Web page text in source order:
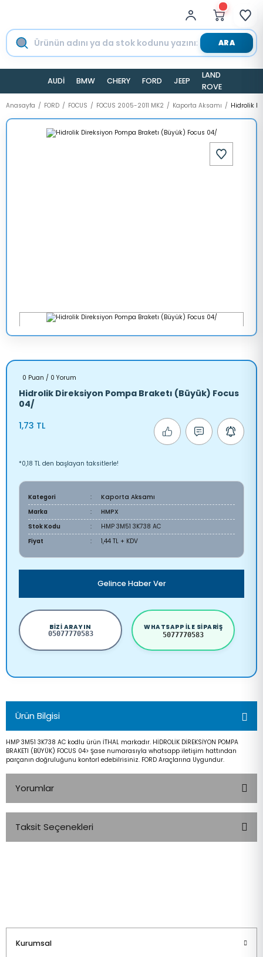
ARA
AUDİ BMW CHERY FORD JEEP
LAND
ROVER
Anasayfa FORD FOCUS FOCUS 2005-2011 MK2 Kaporta Aksamı Hidrolik
0 Puan / 0 Yorum
Hidrolik Direksiyon Pompa Braketı (Büyük) Focus
04/
1,73 TL
*0,18 TL den başlayan taksitlerle!
Kategori
Kaporta Aksamı
Marka
HMPX
Stok Kodu
HMP 3M51 3K738 AC
Fiyat
1,44 TL + KDV
Gelince Haber Ver
BIZI ARAYIN
05077770583
WHATSAPP ILE SIPARIŞ
5077770583
Ürün Bilgisi
HMP 3M51 3K738 AC kodlu ürün İTHAL markadır. HİDROLİK DİREKSİYON POMPA
BRAKETI (BÜYÜK) FOCUS 04> Şase numarasıyla whatsapp iletişim hattından
parçanın doğruluğunu kontorl edebilrisiniz. FORD Araçlarına Uygundur.
Yorumlar
Taksit Seçenekleri
Kurumsal